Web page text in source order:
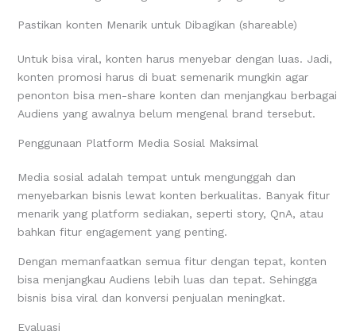
Pastikan konten Menarik untuk Dibagikan (shareable)
Untuk bisa viral, konten harus menyebar dengan luas. Jadi,
konten promosi harus di buat semenarik mungkin agar
penonton bisa men-share konten dan menjangkau berbagai
Audiens yang awalnya belum mengenal brand tersebut.
Penggunaan Platform Media Sosial Maksimal
Media sosial adalah tempat untuk mengunggah dan
menyebarkan bisnis lewat konten berkualitas. Banyak fitur
menarik yang platform sediakan, seperti story, QnA, atau
bahkan fitur engagement yang penting.
Dengan memanfaatkan semua fitur dengan tepat, konten
bisa menjangkau Audiens lebih luas dan tepat. Sehingga
bisnis bisa viral dan konversi penjualan meningkat.
Evaluasi